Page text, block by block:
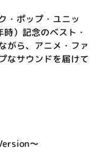
・ポップ・ユニッ
）記念のベスト・
がら、アニメ・ファ
なサウンドを届けて
～